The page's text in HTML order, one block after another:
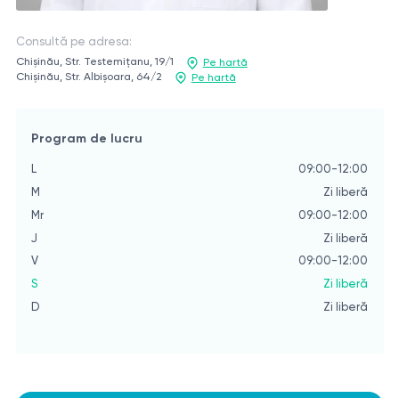
Consultă pe adresa:
Chișinău, Str. Testemițanu, 19/1
Pe hartă
Chișinău, Str. Albișoara, 64/2
Pe hartă
Program de lucru
L
09:00-12:00
M
Zi liberă
Mr
09:00-12:00
J
Zi liberă
V
09:00-12:00
S
Zi liberă
D
Zi liberă